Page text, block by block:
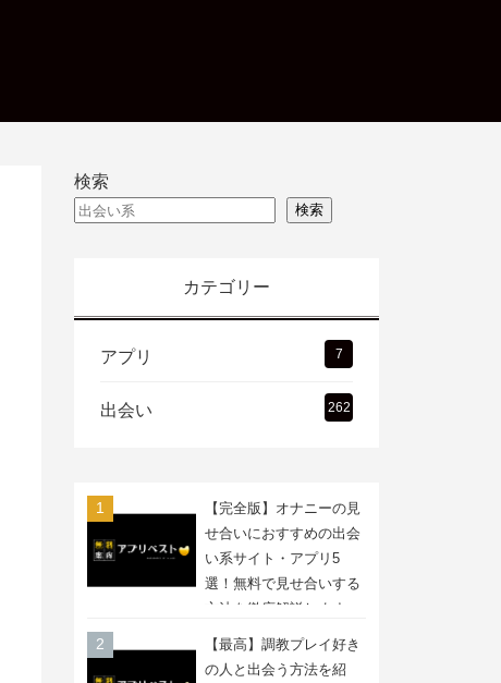
検索
検索
カテゴリー
アプリ 7
出会い 262
【完全版】オナニーの見
せ合いにおすすめの出会
い系サイト・アプリ5
選！無料で見せ合いする
方法を徹底解説します
【最高】調教プレイ好き
の人と出会う方法を紹